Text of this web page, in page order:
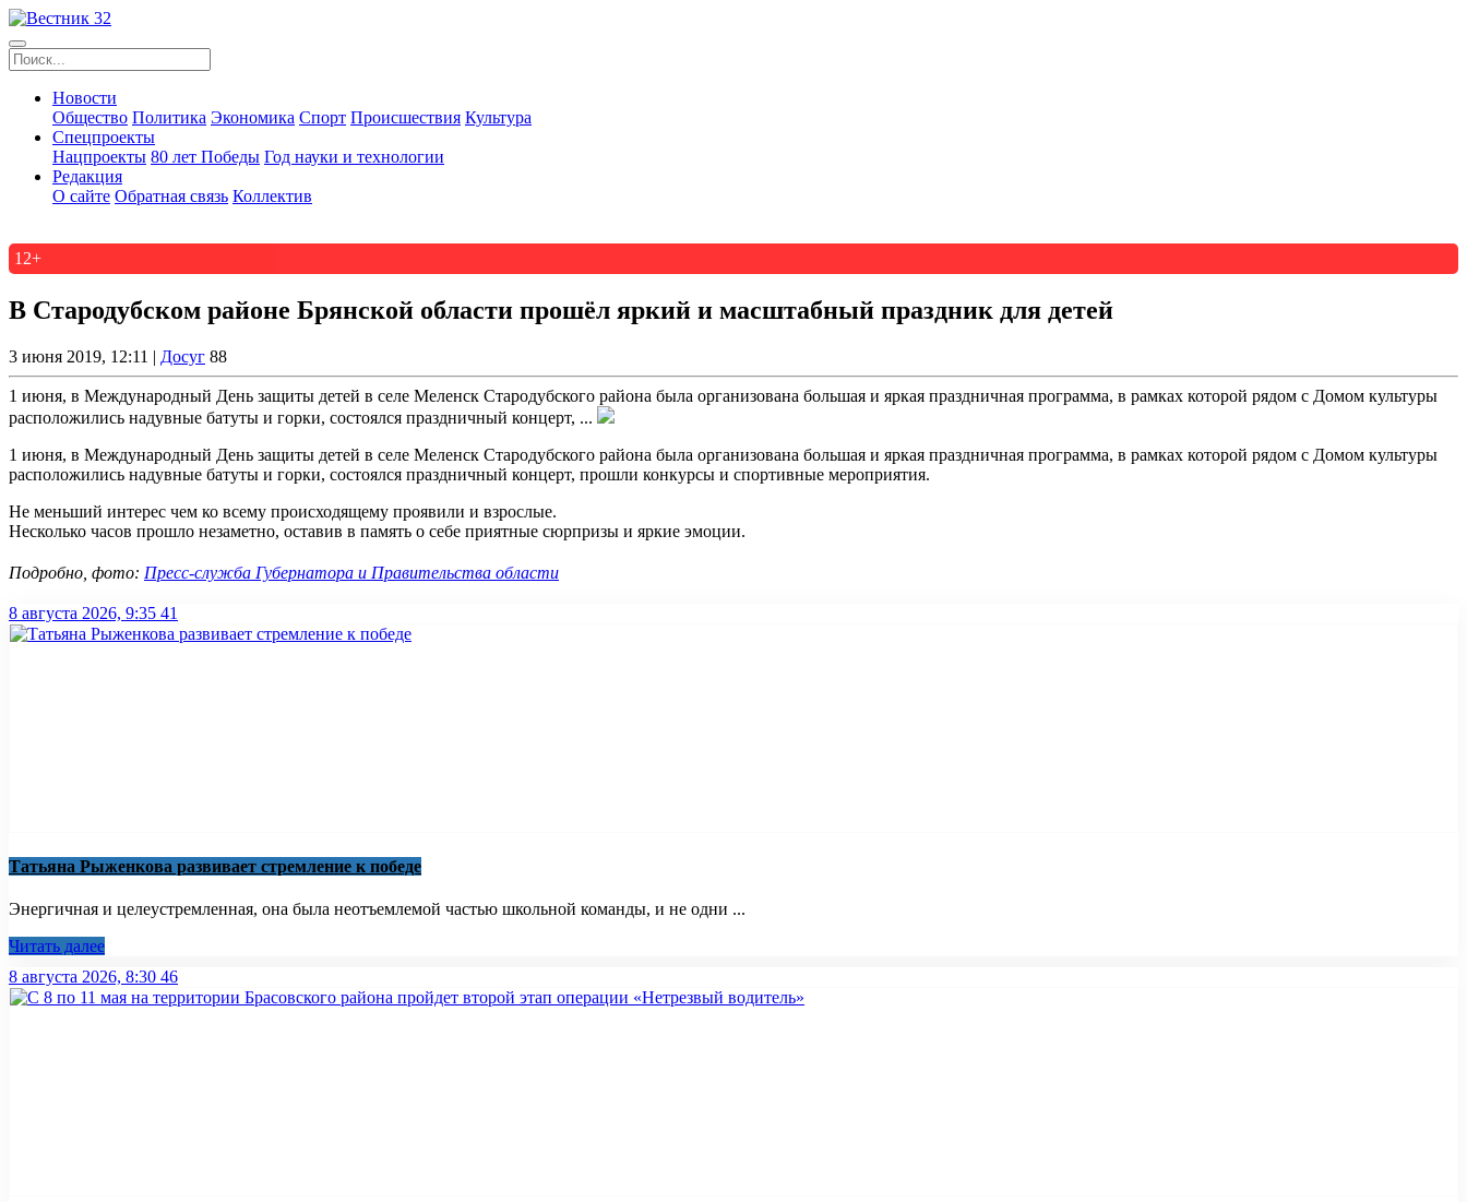
Новости
Общество Политика Экономика Спорт Происшествия Культура
Спецпроекты
Нацпроекты 80 лет Победы Год науки и технологии
Редакция
О сайте Обратная связь Коллектив
12+
В Стародубском районе Брянской области прошёл яркий и масштабный праздник для детей
3 июня 2019, 12:11 | Досуг 88
1 июня, в Международный День защиты детей в селе Меленск Стародубского района была организована большая и яркая праздничная программа, в рамках которой рядом с Домом культуры
расположились надувные батуты и горки, состоялся праздничный концерт, ...
1 июня, в Международный День защиты детей в селе Меленск Стародубского района была организована большая и яркая праздничная программа, в рамках которой рядом с Домом культуры
расположились надувные батуты и горки, состоялся праздничный концерт, прошли конкурсы и спортивные мероприятия.
Не меньший интерес чем ко всему происходящему проявили и взрослые.
Несколько часов прошло незаметно, оставив в память о себе приятные сюрпризы и яркие эмоции.
Подробно, фото: Пресс-служба Губернатора и Правительства области
8 августа 2026, 9:35 41
Татьяна Рыженкова развивает стремление к победе
Энергичная и целеустремленная, она была неотъемлемой частью школьной команды, и не одни ...
Читать далее
8 августа 2026, 8:30 46